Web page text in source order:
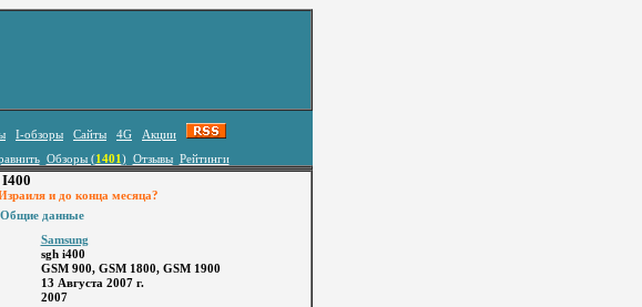
I-обзоры Сайты 4G
Акции
Обзоры (1401 ) Отзывы Рейтинги
и до конца месяца?
Общие данные
Samsung
sgh i400
GSM 900, GSM 1800, GSM 1900
13 Августа 2007 г.
2007